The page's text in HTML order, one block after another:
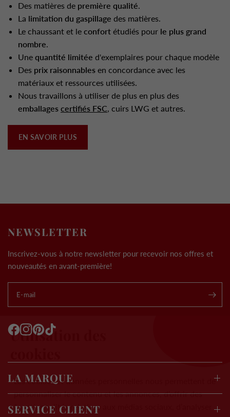
Des matières de première qualité.
La limitation du gaspillage des matières.
Le chaussant et le confort étudiés pour le plus grand
nombre.
Une quantité limitée d'exemplaires pour chaque modèle
Des prix raisonnables en concordance avec les
matériaux et ressources utilisées.
Nous travaillons à utiliser de plus en plus des
emballages certifiés FSC, cuirs LWG et autres.
EN SAVOIR PLUS
NEWSLETTER
Inscrivez-vous à notre newsletter pour recevoir nos offres et
nouveautés en avant-première!
E-mail
LA MARQUE
SERVICE CLIENT
Utilisation des
Les cookies et données personnelles nous permettent de
personnaliser le contenu et les annonces, d’offrir des
fonctionnalités relatives aux médias sociaux, d’analyser